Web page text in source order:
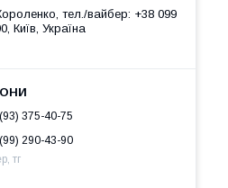
тел./вайбер: +38 099
Київ, Україна
375-40-75
290-43-90
тг